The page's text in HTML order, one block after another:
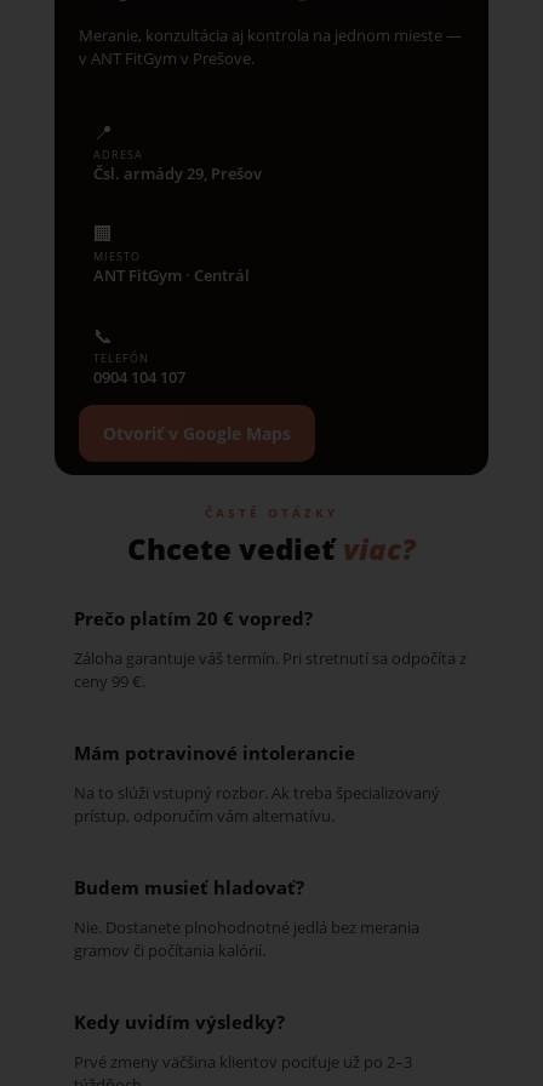
Meranie, konzultácia aj kontrola na jednom mieste —
v ANT FitGym v Prešove.
📍
ADRESA
Čsl. armády 29, Prešov
🏢
MIESTO
ANT FitGym · Centrál
📞
TELEFÓN
0904 104 107
Otvoriť v Google Maps
ČASTÉ OTÁZKY
Chcete vedieťviac?
Prečo platím 20 € vopred?
Záloha garantuje váš termín. Pri stretnutí sa odpočíta z
ceny 99 €.
Mám potravinové intolerancie
Na to slúži vstupný rozbor. Ak treba špecializovaný
prístup, odporučím vám alternatívu.
Budem musieť hladovať?
Nie. Dostanete plnohodnotné jedlá bez merania
gramov či počítania kalórií.
Kedy uvidím výsledky?
Prvé zmeny väčšina klientov pociťuje už po 2–3